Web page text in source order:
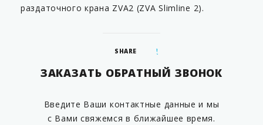
раздаточного крана ZVA2 (ZVA Slimline 2).
SHARE
ЗАКАЗАТЬ ОБРАТНЫЙ ЗВОНОК
Введите Ваши контактные данные и мы
с Вами свяжемся в ближайшее время.